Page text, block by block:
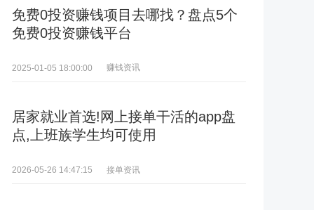
免费0投资赚钱项目去哪找？盘点5个
免费0投资赚钱平台
2025-01-05 18:00:00 赚钱资讯
居家就业首选!网上接单干活的app盘
点,上班族学生均可使用
2026-05-26 14:47:15 接单资讯